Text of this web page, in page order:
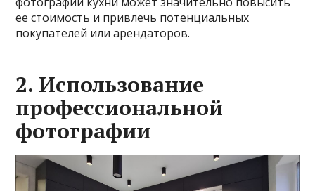
ее стоимость и привлечь потенциальных
покупателей или арендаторов.
2. Использование
профессиональной
фотографии